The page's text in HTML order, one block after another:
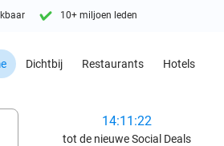
10+ miljoen leden
Dichtbij Restaurants Hotels
14:11:21
tot de nieuwe Social Deals